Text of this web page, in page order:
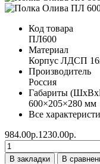
Код товара
ПЛ600
Материал
Корпус ЛДСП
Производитель
Россия
Габариты
600×205×280 мм
Все
984.00р.1230.00р.
В закладки
В